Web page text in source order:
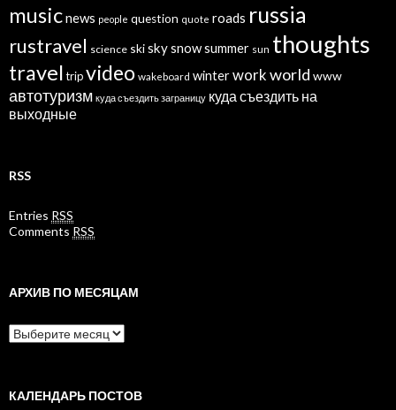
musicnews people question quote roads russia
rustravel science skiskysnowsummer sun thoughts
travel tripvideo wakeboard winterwork world www
автотуризм куда съездить заграницу куда съездить на
выходные
RSS
Entries RSS
Comments RSS
АРХИВ ПО МЕСЯЦАМ
Архив
по
КАЛЕНДАРЬ ПОСТОВ